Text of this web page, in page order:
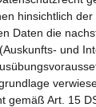
hinsichtlich
Daten die
und
gemäß Art. 15